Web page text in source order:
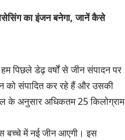
का इंजन बनेगा, जानें कैसे
पिछले डेढ़ वर्षों से जीन संपादन पर
को संपादित कर रहे हैं और उसकी
के अनुसार अधिकतम 25 किलोग्राम
बच्चे में नई जीन आएगी। इस